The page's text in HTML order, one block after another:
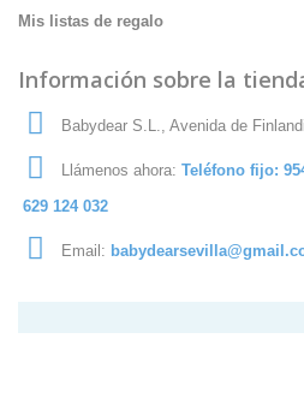
Mis listas de regalo
Información sobre la
Babydear S.L., Avenida de
Llámenos ahora: Teléfono fijo:
629 124 032
Email: